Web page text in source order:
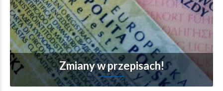
Zmiany w przepisach!